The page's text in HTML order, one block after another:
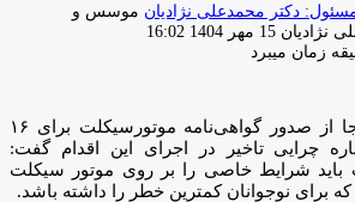
موسس و
نژادیان ارسال
ایمیل
15 مهر 1404 16:02
رئیس پلیس راهور فراجا از صدور گواهی‌نامه موتورسیکلت برای ۱۶
چرایی تاخیر در اجرای این اقدام گفت:
باید شرایط خاصی را بر روی موتور سیکلت
برای نوجوانان کمترین خطر را داشته باشد.